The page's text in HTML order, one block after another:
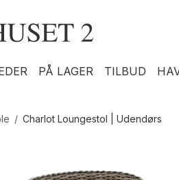
PÅ LAGER TILBUD
/ Charlot Loungestol | Udendørs